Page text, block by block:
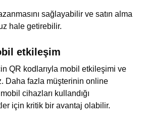
sağlayabilir ve satın alma
hale getirebilir.
etkileşim
QR kodlarıyla mobil etkileşimi ve
Daha fazla müşterinin online
cihazları kullandığı
için kritik bir avantaj olabilir.